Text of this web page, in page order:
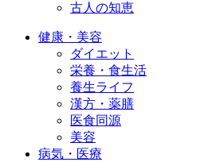
古人の知恵
健康・美容
ダイエット
栄養・食生活
養生ライフ
漢方・薬膳
医食同源
美容
病気・医療